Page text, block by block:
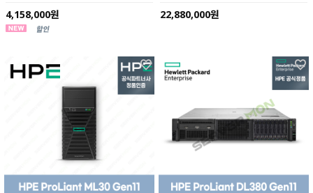
4,158,000원 22,880,000원